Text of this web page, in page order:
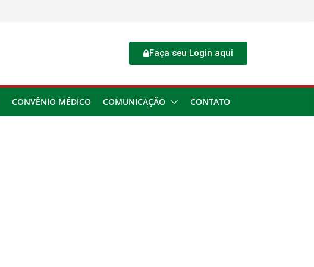
Faça seu Login aqui
CONVÊNIO MÉDICO COMUNICAÇÃO CONTATO